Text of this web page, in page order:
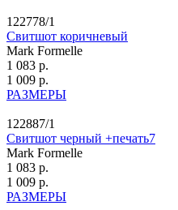
122778/1
Свитшот коричневый
Mark Formelle
1 083 р.
1 009 р.
РАЗМЕРЫ
122887/1
Свитшот черный +печать7
Mark Formelle
1 083 р.
1 009 р.
РАЗМЕРЫ